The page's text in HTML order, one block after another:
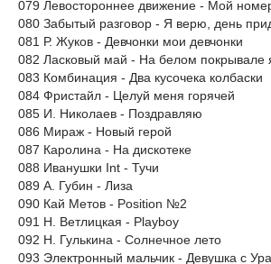
079 Левостороннее движение - Мой
080 Забытый разговор - Я верю, день
081 Р. Жуков - Девчонки мои девчонки
082 Ласковый май - На белом покрывале
083 Комбинация - Два кусочека колбаски
084 Фристайл - Целуй меня горячей
085 И. Николаев - Поздравляю
086 Мираж - Новый герой
087 Каролина - На дискотеке
088 Иванушки Int - Тучи
089 А. Губин - Лиза
090 Кай Метов - Position №2
091 Н. Ветлицкая - Playboy
092 Н. Гулькина - Солнечное лето
093 Электронный мальчик - Девушка с